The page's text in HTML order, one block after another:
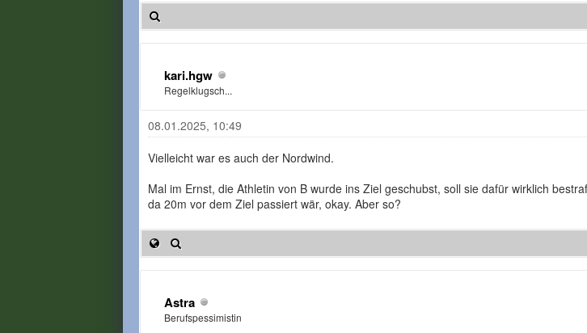
kari.hgw
Regelklugsch...
08.01.2025, 10:49
Vielleicht war es auch der Nordwind.
Mal im Ernst, die Athletin von B wurde ins Ziel geschubst, soll sie dafür wirklich
da 20m vor dem Ziel passiert wär, okay. Aber so?
Astra
Berufspessimistin